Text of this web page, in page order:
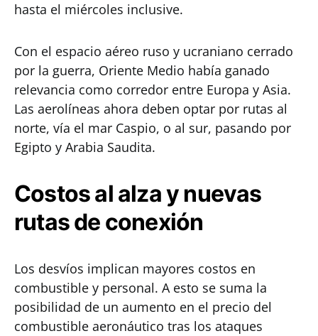
hasta el miércoles inclusive.
Con el espacio aéreo ruso y ucraniano cerrado
por la guerra, Oriente Medio había ganado
relevancia como corredor entre Europa y Asia.
Las aerolíneas ahora deben optar por rutas al
norte, vía el mar Caspio, o al sur, pasando por
Egipto y Arabia Saudita.
Costos al alza y nuevas
rutas de conexión
Los desvíos implican mayores costos en
combustible y personal. A esto se suma la
posibilidad de un aumento en el precio del
combustible aeronáutico tras los ataques